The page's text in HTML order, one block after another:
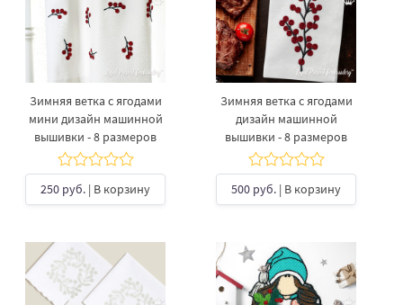
Зимняя ветка с ягодами
мини дизайн машинной
вышивки - 8 размеров
250 руб. | В корзину
Зимняя ветка с ягодами
дизайн машинной
вышивки - 8 размеров
500 руб. | В корзину